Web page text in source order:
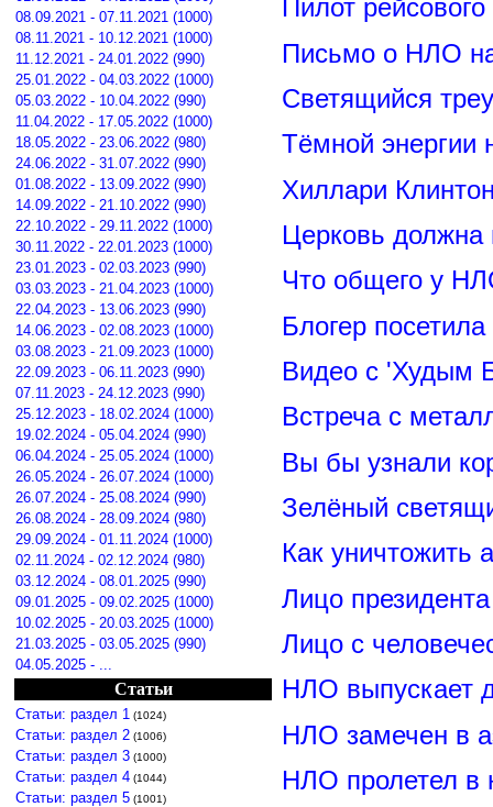
08.09.2021 - 07.11.2021 (1000)
08.11.2021 - 10.12.2021 (1000)
11.12.2021 - 24.01.2022 (990)
25.01.2022 - 04.03.2022 (1000)
05.03.2022 - 10.04.2022 (990)
11.04.2022 - 17.05.2022 (1000)
18.05.2022 - 23.06.2022 (980)
24.06.2022 - 31.07.2022 (990)
01.08.2022 - 13.09.2022 (990)
14.09.2022 - 21.10.2022 (990)
22.10.2022 - 29.11.2022 (1000)
30.11.2022 - 22.01.2023 (1000)
23.01.2023 - 02.03.2023 (990)
03.03.2023 - 21.04.2023 (1000)
22.04.2023 - 13.06.2023 (990)
14.06.2023 - 02.08.2023 (1000)
03.08.2023 - 21.09.2023 (1000)
22.09.2023 - 06.11.2023 (990)
07.11.2023 - 24.12.2023 (990)
25.12.2023 - 18.02.2024 (1000)
19.02.2024 - 05.04.2024 (990)
06.04.2024 - 25.05.2024 (1000)
26.05.2024 - 26.07.2024 (1000)
26.07.2024 - 25.08.2024 (990)
26.08.2024 - 28.09.2024 (980)
29.09.2024 - 01.11.2024 (1000)
02.11.2024 - 02.12.2024 (980)
03.12.2024 - 08.01.2025 (990)
09.01.2025 - 09.02.2025 (1000)
10.02.2025 - 20.03.2025 (1000)
21.03.2025 - 03.05.2025 (990)
04.05.2025 - ...
Статьи
Статьи: раздел 1 (1024)
Статьи: раздел 2 (1006)
Статьи: раздел 3 (1000)
Статьи: раздел 4 (1044)
Статьи: раздел 5 (1001)
Пилот
Письмо о НЛО
Светящийся
Тёмной энергии
Хиллари
Церковь должна
Что общего у
Блогер
Видео с 'Худым
Встреча с
Вы бы узнали
Зелёный
Как уничтожить
Лицо
Лицо с
НЛО выпускает
НЛО замечен в
НЛО пролетел в